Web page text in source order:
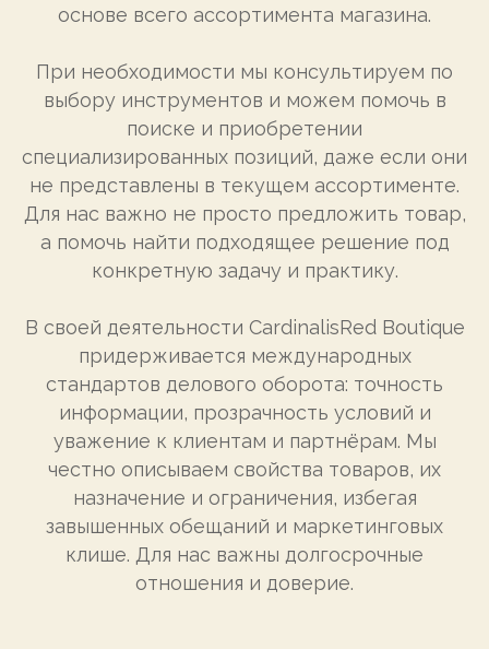
основе всего ассортимента магазина.
При необходимости мы консультируем по
выбору инструментов и можем помочь в
поиске и приобретении
специализированных позиций, даже если они
не представлены в текущем ассортименте.
Для нас важно не просто предложить товар,
а помочь найти подходящее решение под
конкретную задачу и практику.
В своей деятельности CardinalisRed Boutique
придерживается международных
стандартов делового оборота: точность
информации, прозрачность условий и
уважение к клиентам и партнёрам. Мы
честно описываем свойства товаров, их
назначение и ограничения, избегая
завышенных обещаний и маркетинговых
клише. Для нас важны долгосрочные
отношения и доверие.